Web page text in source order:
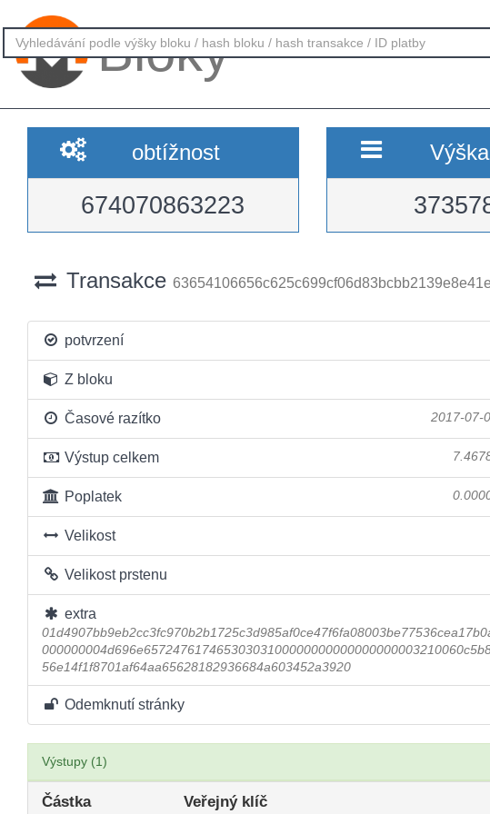
Bloky
obtížnost
674070863223
Výška
Transakce
potvrzení
Z bloku
Časové razítko 2017-07-
Výstup celkem
Poplatek
Velikost
Velikost prstenu
extra
56e14f1f8701af64aa65628182936684a603452a3920
Odemknutí stránky
Výstupy (1)
Částka Veřejný klíč